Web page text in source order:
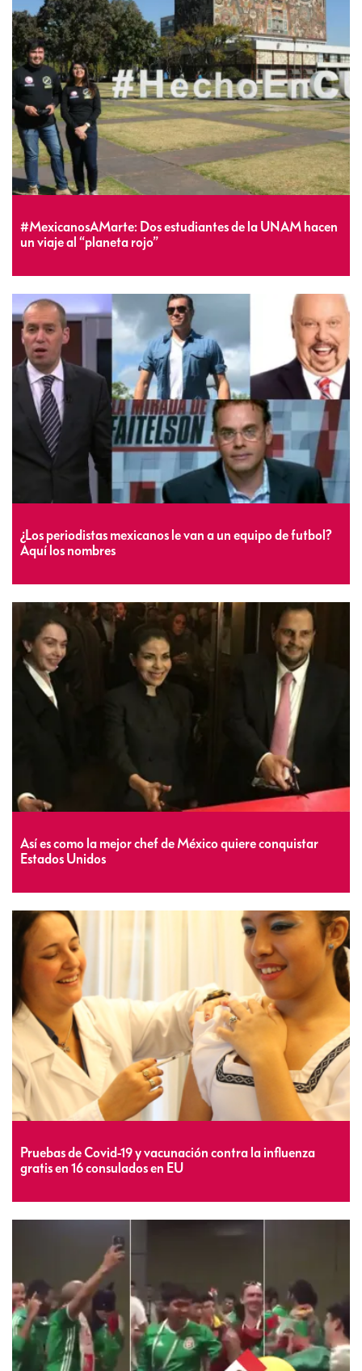
#MexicanosAMarte: Dos estudiantes de la UNAM hacen
un viaje al “planeta rojo”
¿Los periodistas mexicanos le van a un equipo de futbol?
Aquí los nombres
Así es como la mejor chef de México quiere conquistar
Estados Unidos
Pruebas de Covid-19 y vacunación contra la influenza
gratis en 16 consulados en EU